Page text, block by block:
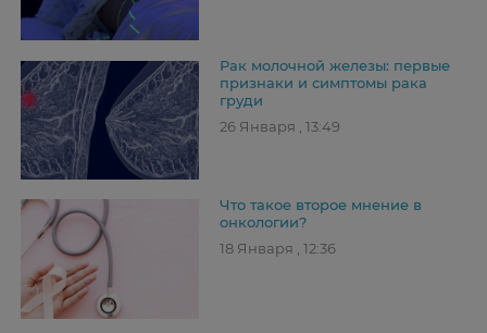
Рак молочной железы: первые
признаки и симптомы рака
груди
26 Января , 13:49
Что такое второе мнение в
онкологии?
18 Января , 12:36